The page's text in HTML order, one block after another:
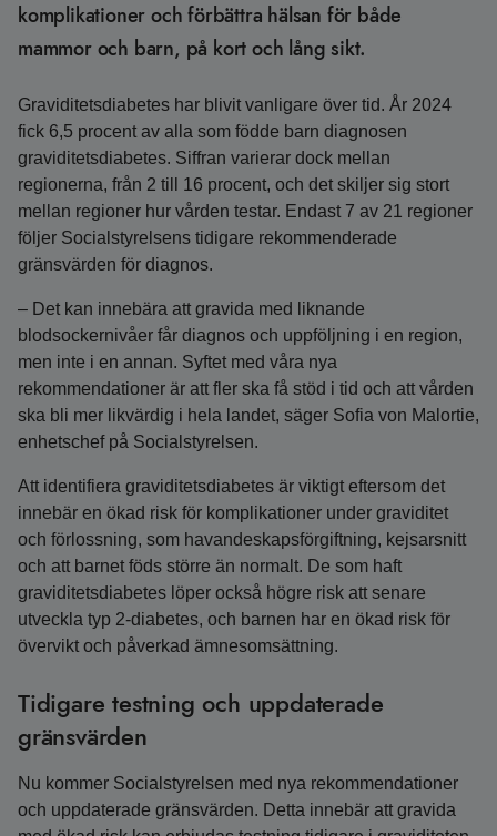
komplikationer och förbättra hälsan för både
mammor och barn, på kort och lång sikt.
Graviditetsdiabetes har blivit vanligare över tid. År 2024
fick 6,5 procent av alla som födde barn diagnosen
graviditetsdiabetes. Siffran varierar dock mellan
regionerna, från 2 till 16 procent, och det skiljer sig stort
mellan regioner hur vården testar. Endast 7 av 21 regioner
följer Socialstyrelsens tidigare rekommenderade
gränsvärden för diagnos.
– Det kan innebära att gravida med liknande
blodsockernivåer får diagnos och uppföljning i en region,
men inte i en annan. Syftet med våra nya
rekommendationer är att fler ska få stöd i tid och att vården
ska bli mer likvärdig i hela landet, säger Sofia von Malortie,
enhetschef på Socialstyrelsen.
Att identifiera graviditetsdiabetes är viktigt eftersom det
innebär en ökad risk för komplikationer under graviditet
och förlossning, som havandeskapsförgiftning, kejsarsnitt
och att barnet föds större än normalt. De som haft
graviditetsdiabetes löper också högre risk att senare
utveckla typ 2-diabetes, och barnen har en ökad risk för
övervikt och påverkad ämnesomsättning.
Tidigare testning och uppdaterade
gränsvärden
Nu kommer Socialstyrelsen med nya rekommendationer
och uppdaterade gränsvärden. Detta innebär att gravida